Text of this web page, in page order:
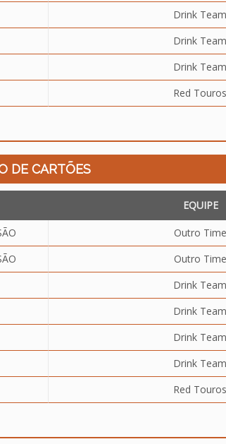
Drink Team
Drink Team
Drink Team
Red Touros
DE CARTÕES
EQUIPE
Outro Time
Outro Time
Drink Team
Drink Team
Drink Team
Drink Team
Red Touros